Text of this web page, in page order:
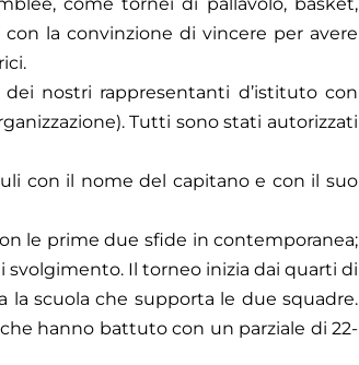
la convinzione di vincere per avere
nostri rappresentanti d’istituto con
Tutti sono stati autorizzati
con il nome del capitano e con il suo
le prime due sfide in contemporanea;
Il torneo inizia dai quarti di
scuola che supporta le due squadre.
hanno battuto con un parziale di 22-